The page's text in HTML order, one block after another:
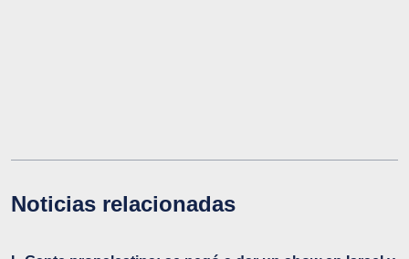
Noticias relacionadas